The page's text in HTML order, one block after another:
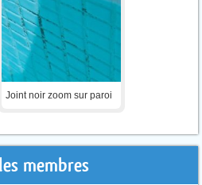
Joint noir zoom sur paroi
membres